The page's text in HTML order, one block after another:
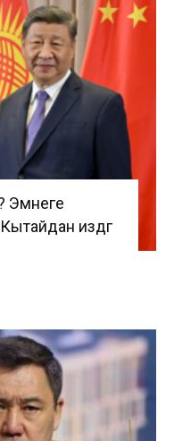
Эмнеге
издөөгө